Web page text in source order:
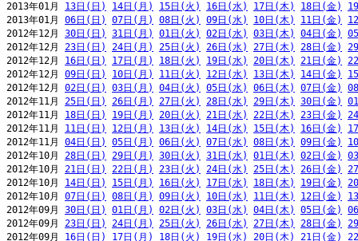
2013年01月 13日(日) 14日(月) 15日(火) 16日(水) 17日(木) 18日(金)
2013年01月 06日(日) 07日(月) 08日(火) 09日(水) 10日(木) 11日(金)
2012年12月 30日(日) 31日(月) 01日(火) 02日(水) 03日(木) 04日(金)
2012年12月 23日(日) 24日(月) 25日(火) 26日(水) 27日(木) 28日(金)
2012年12月 16日(日) 17日(月) 18日(火) 19日(水) 20日(木) 21日(金)
2012年12月 09日(日) 10日(月) 11日(火) 12日(水) 13日(木) 14日(金)
2012年12月 02日(日) 03日(月) 04日(火) 05日(水) 06日(木) 07日(金)
2012年11月 25日(日) 26日(月) 27日(火) 28日(水) 29日(木) 30日(金)
2012年11月 18日(日) 19日(月) 20日(火) 21日(水) 22日(木) 23日(金)
2012年11月 11日(日) 12日(月) 13日(火) 14日(水) 15日(木) 16日(金)
2012年11月 04日(日) 05日(月) 06日(火) 07日(水) 08日(木) 09日(金)
2012年10月 28日(日) 29日(月) 30日(火) 31日(水) 01日(木) 02日(金)
2012年10月 21日(日) 22日(月) 23日(火) 24日(水) 25日(木) 26日(金)
2012年10月 14日(日) 15日(月) 16日(火) 17日(水) 18日(木) 19日(金)
2012年10月 07日(日) 08日(月) 09日(火) 10日(水) 11日(木) 12日(金)
2012年09月 30日(日) 01日(月) 02日(火) 03日(水) 04日(木) 05日(金)
2012年09月 23日(日) 24日(月) 25日(火) 26日(水) 27日(木) 28日(金)
2012年09月 16日(日) 17日(月) 18日(火) 19日(水) 20日(木) 21日(金)